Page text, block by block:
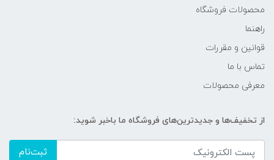
محصولات فروشگاه
راهنما
قوانین و مقررات
تماس با ما
معرفی محصولات
از تخفیف‌ها و جدیدترین‌های فروشگاه ما باخبر شوید:
ثبت‌نام